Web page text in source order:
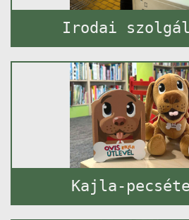
Irodai
Kajla-